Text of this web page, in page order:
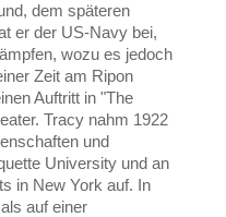
dem späteren
er der US-Navy bei,
wozu es jedoch
Zeit am Ripon
Auftritt in "The
Tracy nahm 1922
und
University und an
in New York auf. In
auf einer